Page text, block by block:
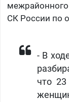
СК России по
- В
что